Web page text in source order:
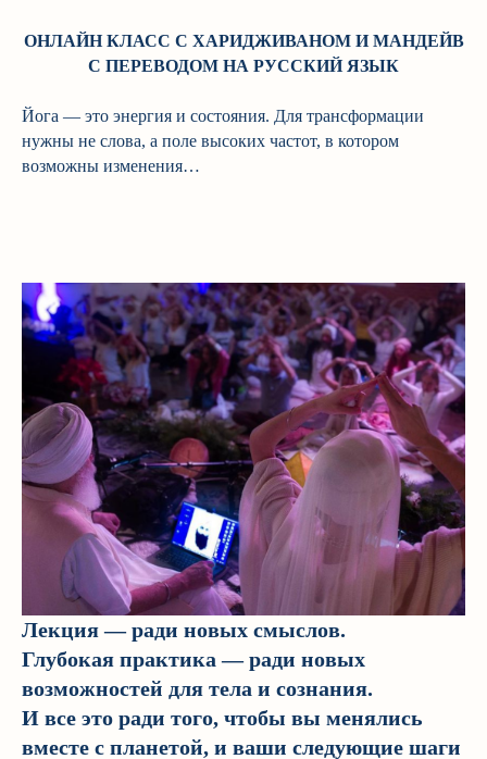
ОНЛАЙН КЛАСС С ХАРИДЖИВАНОМ И МАНДЕЙВ
С ПЕРЕВОДОМ НА РУССКИЙ ЯЗЫК
Йога — это энергия и состояния. Для трансформации
нужны не слова, а поле высоких частот, в котором
возможны изменения…
Лекция — ради новых смыслов.
Глубокая практика — ради новых
возможностей для тела и сознания.
И все это ради того, чтобы вы менялись
вместе с планетой, и ваши следующие шаги